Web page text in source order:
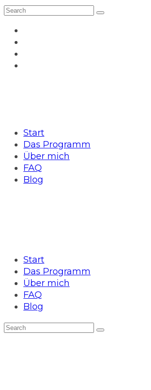
Start
Das Programm
Über mich
FAQ
Blog
Start
Das Programm
Über mich
FAQ
Blog